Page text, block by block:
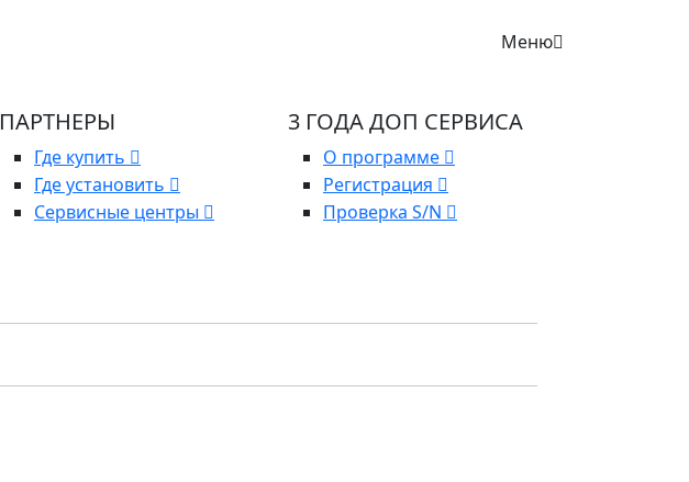
Меню
ПАРТНЕРЫ
Где купить
Где установить
Сервисные центры
3 ГОДА ДОП СЕРВИСА
О программе
Регистрация
Проверка S/N